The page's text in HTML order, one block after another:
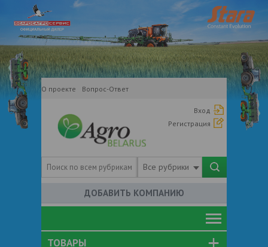
О проекте Вопрос-Ответ
Вход
Регистрация
Все рубрики
ДОБАВИТЬ КОМПАНИЮ
ТОВАРЫ